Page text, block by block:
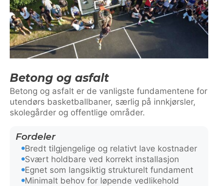
Betong og asfalt
Betong og asfalt er de vanligste fundamentene for
utendørs basketballbaner, særlig på innkjørsler,
skolegårder og offentlige områder.
Fordeler
Bredt tilgjengelige og relativt lave kostnader
Svært holdbare ved korrekt installasjon
Egnet som langsiktig strukturelt fundament
Minimalt behov for løpende vedlikehold